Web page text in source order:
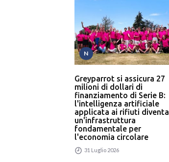
N
Greyparrot si assicura 27
milioni di dollari di
finanziamento di Serie B:
l'intelligenza artificiale
applicata ai rifiuti diventa
un'infrastruttura
fondamentale per
l'economia circolare
31 Luglio 2026